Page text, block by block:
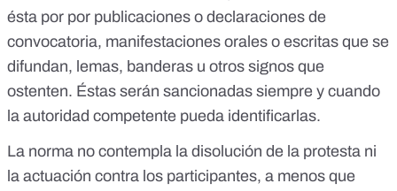
ésta por por publicaciones o declaraciones de
convocatoria, manifestaciones orales o escritas que se
difundan, lemas, banderas u otros signos que
ostenten. Éstas serán sancionadas siempre y cuando
la autoridad competente pueda identificarlas.
La norma no contempla la disolución de la protesta ni
la actuación contra los participantes, a menos que